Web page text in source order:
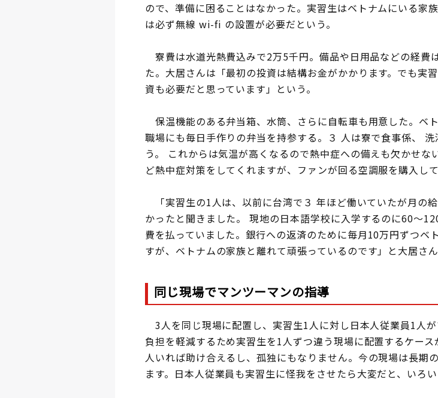
ので、準備に困ることはなかった。実習生はベトナムにいる家
は必ず無線 wi-fi の設置が必要だという。
寮費は水道光熱費込みで2万5千円。備品や日用品などの経費
た。大居さんは「最初の投資は結構お金がかかります。でも実
資も必要だと思っています」という。
保温機能のある弁当箱、水筒、さらに自転車も用意した。ベ
職場にも毎日手作りの弁当を持参する。３ 人は寮で食事係、
う。 これからは気温が高くなるので熱中症への備えも欠かせ
ど熱中症対策をしてくれますが、ファンが回る空調服を購入し
「実習生の1人は、以前に台湾で３ 年ほど働いていたが月の
かったと聞きました。 現地の日本語学校に入学するのに60～
費を払っていました。銀行への返済のために毎月10万円ずつベ
すが、ベトナムの家族と離れて頑張っているのです」と大居さ
同じ現場でマンツーマンの指導
3人を同じ現場に配置し、実習生1人に対し日本人従業員1人
負担を軽減するため実習生を1人ずつ違う現場に配置するケー
人いれば助け合えるし、孤独にもなりません。今の現場は長期
ます。日本人従業員も実習生に怪我をさせたら大変だと、いろ